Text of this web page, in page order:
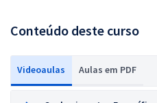
Conteúdo deste curso
Videoaulas Aulas em PDF